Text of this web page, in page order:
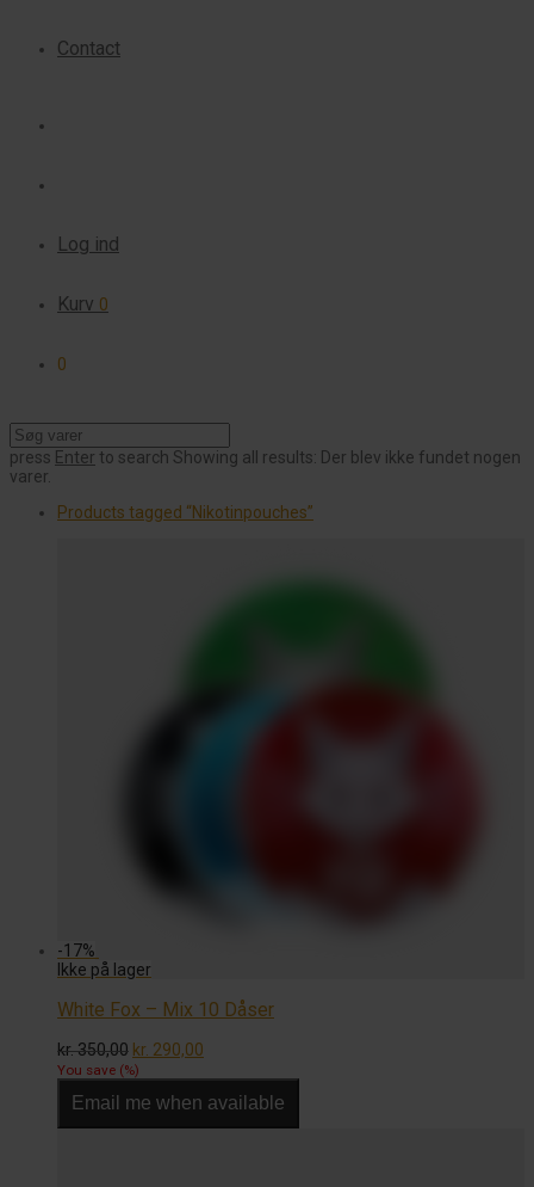
Contact
Log ind
Kurv 0
0
press Enter to search Showing all results: Der blev ikke fundet nogen
varer.
Products tagged “Nikotinpouches”
-17%
White Fox – Mix 10 Dåser
kr.350,00 Den
oprindelige
var:
kr. 350,00.
kr. 290,00
er:
kr. 290,00.
You save (%)
Email me when available